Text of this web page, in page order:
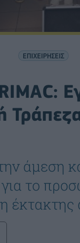
ΕΠΙΧΕΙΡΗΣΕΙΣ
άμεση
το
έκτακτης